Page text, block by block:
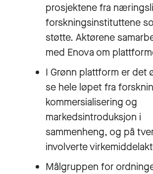
prosjektene fra
forskningsinstituttene
støtte. Aktørene
med Enova om
I Grønn plattform er det
se hele løpet fra
kommersialisering og
markedsintroduksjon i
sammenheng, og på
involverte
Målgruppen for